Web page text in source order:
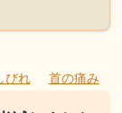
びれ 首の痛み